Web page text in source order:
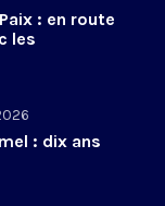
: en route
les
: dix ans